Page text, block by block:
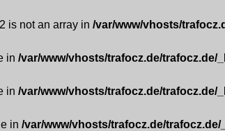
is not an array in /var/www/vhosts/
in /var/www/vhosts/trafocz.de/trafocz.de/
in /var/www/vhosts/trafocz.de/trafocz.de/
in /var/www/vhosts/trafocz.de/